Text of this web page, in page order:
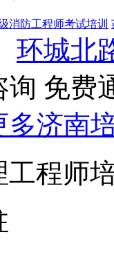
消防工程师考试培训
环城北
询 免费
多济南
工程师